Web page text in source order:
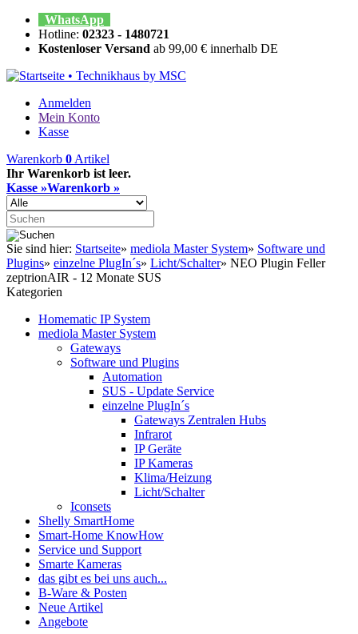
WhatsApp
Hotline: 02323 - 1480721
Kostenloser Versand ab 99,00 € innerhalb DE
Anmelden
Mein Konto
Kasse
Warenkorb 0 Artikel
Ihr Warenkorb ist leer.
Kasse »Warenkorb »
Sie sind hier: Startseite» mediola Master System» Software und
Plugins» einzelne PlugIn´s» Licht/Schalter» NEO Plugin Feller
zeptrionAIR - 12 Monate SUS
Kategorien
Homematic IP System
mediola Master System
Gateways
Software und Plugins
Automation
SUS - Update Service
einzelne PlugIn´s
Gateways Zentralen Hubs
Infrarot
IP Geräte
IP Kameras
Klima/Heizung
Licht/Schalter
Iconsets
Shelly SmartHome
Smart-Home KnowHow
Service und Support
Smarte Kameras
das gibt es bei uns auch...
B-Ware & Posten
Neue Artikel
Angebote